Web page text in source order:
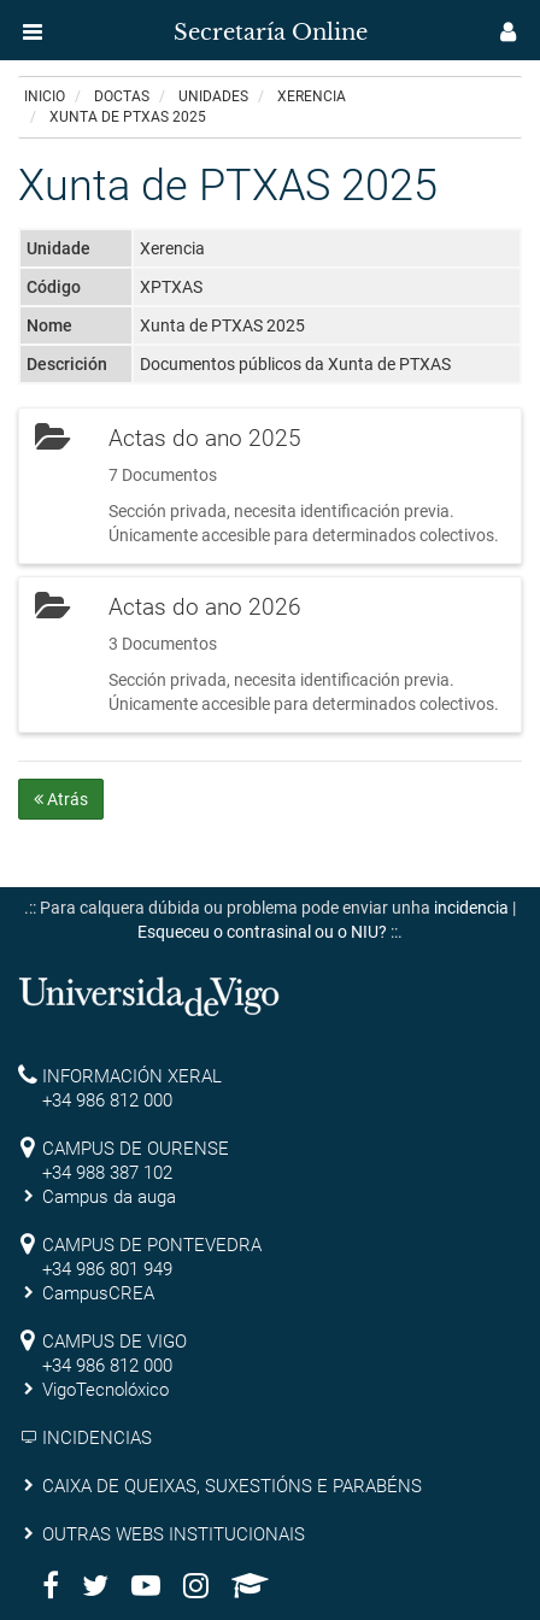
Secretaría Online
Secretaría
Uvigo
INICIO DOCTAS UNIDADES
XERENCIA
XUNTA DE PTXAS 2025
Xunta de PTXAS 2025
Unidade
Xerencia
Código
XPTXAS
Nome
Xunta de PTXAS 2025
Descrición
Documentos públicos da Xunta de PTXAS
Actas do ano 2025
7 Documentos
Sección privada, necesita identificación previa.
Únicamente accesible para determinados colectivos.
Actas do ano 2026
3 Documentos
Sección privada, necesita identificación previa.
Únicamente accesible para determinados colectivos.
Atrás
.:: Para calquera dúbida ou problema pode enviar unha incidencia |
Esqueceu o contrasinal ou o NIU? ::.
Universidade
Vigo
Reitoría
INFORMACIÓN XERAL
+34 986 812 000
Campus
de
Ourense
CAMPUS DE OURENSE
+34 988 387 102
Campus da auga
Campus
de
Pontevedra
CAMPUS DE PONTEVEDRA
+34 986 801 949
CampusCREA
Campus
de
Vigo
CAMPUS DE VIGO
+34 986 812 000
VigoTecnolóxico
INCIDENCIAS
Caixa
de
queixas,
CAIXA DE QUEIXAS, SUXESTIÓNS E PARABÉNS
Outras
webs
OUTRAS WEBS INSTITUCIONAIS
Redes
Facebook
TwitterYoutubeInstagram
AppleU